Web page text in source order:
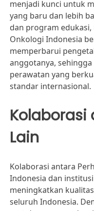
menjadi kunci untuk
yang baru dan lebih
dan program
Onkologi Indonesia
memperbarui
anggotanya,
perawatan yang
standar internasional.
Kolaborasi
Lain
Kolaborasi antara
Indonesia dan
meningkatkan
seluruh Indonesia.